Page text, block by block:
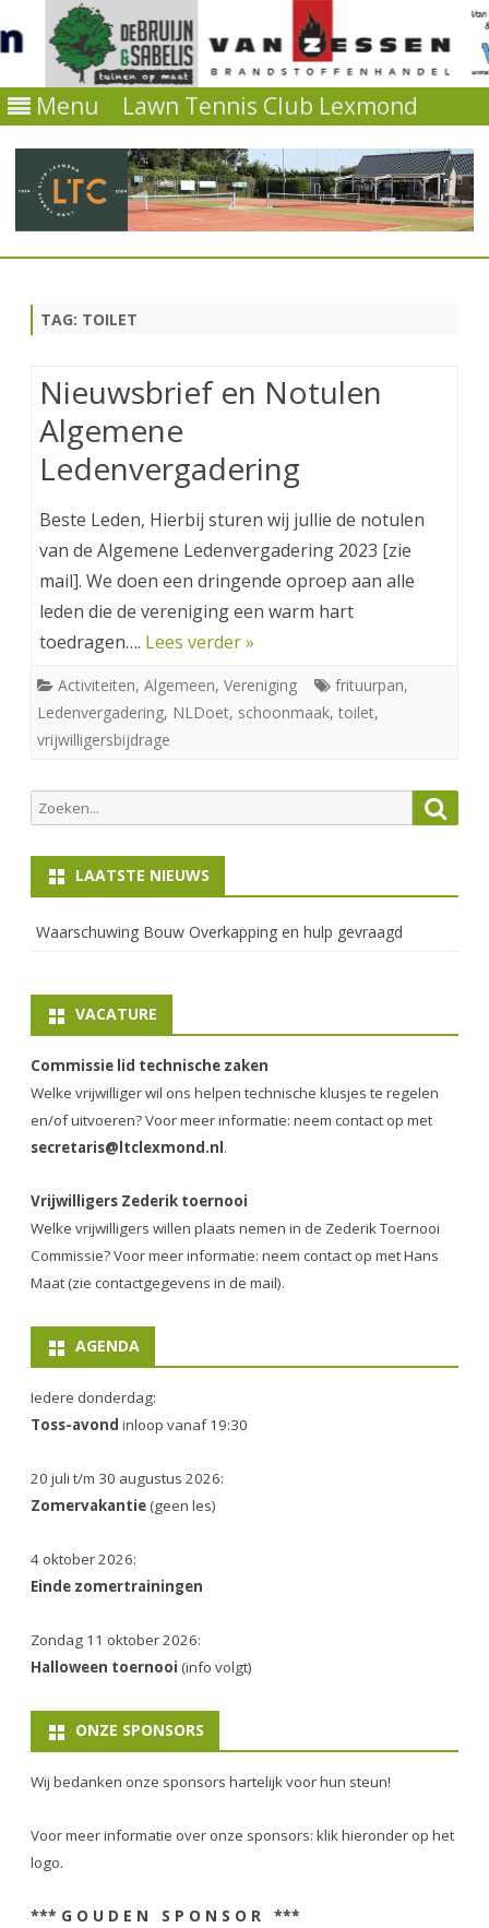
Menu Lawn Tennis Club Lexmond
TAG: TOILET
Nieuwsbrief en Notulen
Algemene
Ledenvergadering
Beste Leden, Hierbij sturen wij jullie de notulen
van de Algemene Ledenvergadering 2023 [zie
mail]. We doen een dringende oproep aan alle
leden die de vereniging een warm hart
toedragen…. Lees verder »
Activiteiten, Algemeen, Vereniging frituurpan,
Ledenvergadering, NLDoet, schoonmaak, toilet,
vrijwilligersbijdrage
Zoeken
naar:
LAATSTE NIEUWS
Waarschuwing Bouw Overkapping en hulp gevraagd
VACATURE
Commissie lid technische zaken
Welke vrijwilliger wil ons helpen technische klusjes te regelen
en/of uitvoeren? Voor meer informatie: neem contact op met
secretaris@ltclexmond.nl .
Vrijwilligers Zederik toernooi
Welke vrijwilligers willen plaats nemen in de Zederik Toernooi
Commissie? Voor meer informatie: neem contact op met Hans
Maat (zie contactgegevens in de mail).
AGENDA
Iedere donderdag:
Toss-avond inloop vanaf 19:30
20 juli t/m 30 augustus 2026:
Zomervakantie(geen les)
4 oktober 2026:
Einde zomertrainingen
Zondag 11 oktober 2026:
Halloween toernooi (info volgt)
ONZE SPONSORS
Wij bedanken onze sponsors hartelijk voor hun steun!
Voor meer informatie over onze sponsors: klik hieronder op het
logo.
*** G O U D E N S P O N S O R ***